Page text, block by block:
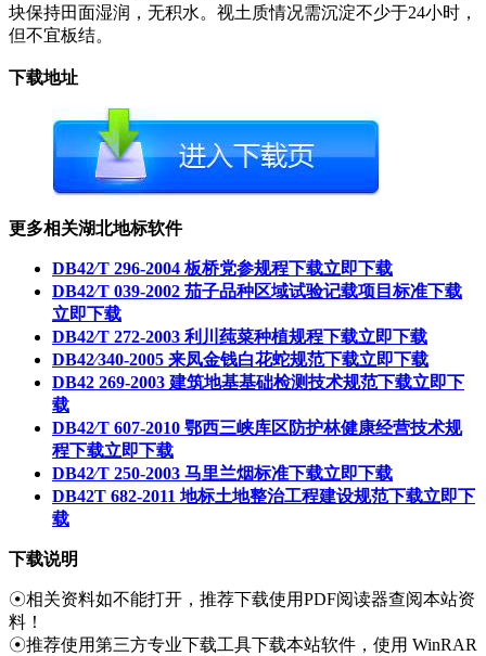
块保持田面湿润，无积水。视土质情况需沉淀不少于24小时，
但不宜板结。
下载地址
更多相关湖北地标软件
DB42∕T 296-2004 板桥党参规程下载立即下载
DB42∕T 039-2002 茄子品种区域试验记载项目标准下载
立即下载
DB42∕T 272-2003 利川莼菜种植规程下载立即下载
DB42∕340-2005 来凤金钱白花蛇规范下载立即下载
DB42 269-2003 建筑地基基础检测技术规范下载立即下
载
DB42∕T 607-2010 鄂西三峡库区防护林健康经营技术规
程下载立即下载
DB42∕T 250-2003 马里兰烟标准下载立即下载
DB42T 682-2011 地标土地整治工程建设规范下载立即下
载
下载说明
☉相关资料如不能打开，推荐下载使用PDF阅读器查阅本站资
料！
☉推荐使用第三方专业下载工具下载本站软件，使用 WinRAR